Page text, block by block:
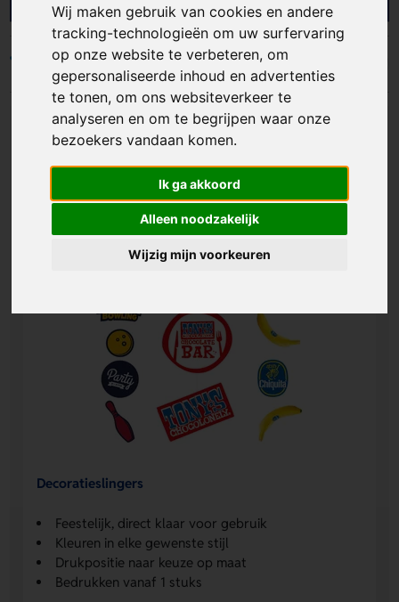
Wij maken gebruik van cookies en andere
tracking-technologieën om uw surfervaring
op onze website te verbeteren, om
gepersonaliseerde inhoud en advertenties
te tonen, om ons websiteverkeer te
analyseren en om te begrijpen waar onze
bezoekers vandaan komen.
Ik ga akkoord
Alleen noodzakelijk
Wijzig mijn voorkeuren
met gepersonaliseerde vlaggetjes die sfeer en
zichtbaarheid combineren. Ideaal als decoratie,
giveaway of onderdeel van een campagne. Zo
geef je jouw merk letterlijk meer beweging en
zorg je voor herkenning op ieder evenement of
promotioneel moment.
Filters
Decoratieslingers
Feestelijk, direct klaar voor gebruik
Kleuren in elke gewenste stijl
Drukpositie naar keuze op maat
Bedrukken vanaf 1 stuks